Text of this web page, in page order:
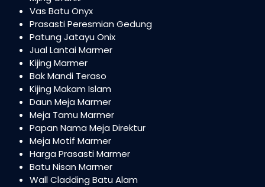
Vas Batu Onyx
Prasasti Peresmian Gedung
Patung Jatayu Onix
Jual Lantai Marmer
Kijing Marmer
Bak Mandi Teraso
Kijing Makam Islam
Daun Meja Marmer
Meja Tamu Marmer
Papan Nama Meja Direktur
Meja Motif Marmer
Harga Prasasti Marmer
Batu Nisan Marmer
Wall Cladding Batu Alam